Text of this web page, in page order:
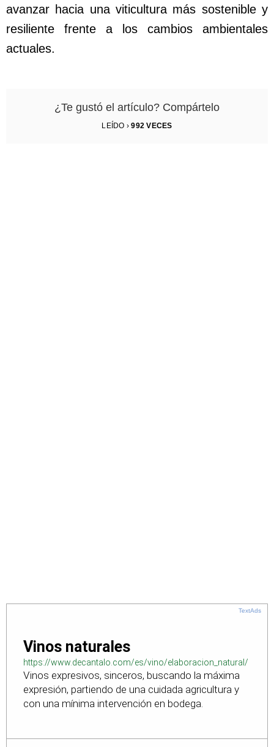
avanzar hacia una viticultura más sostenible y
resiliente frente a los cambios ambientales
actuales.
¿Te gustó el artículo? Compártelo
LEÍDO ›992 VECES
TextAds
Vinos naturales
https://www.decantalo.com/es/vino/elaboracion_natural/
Vinos expresivos, sinceros, buscando la máxima
expresión, partiendo de una cuidada agricultura y
con una mínima intervención en bodega.